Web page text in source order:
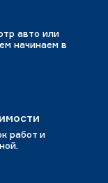
авто или
начинаем в
работ и